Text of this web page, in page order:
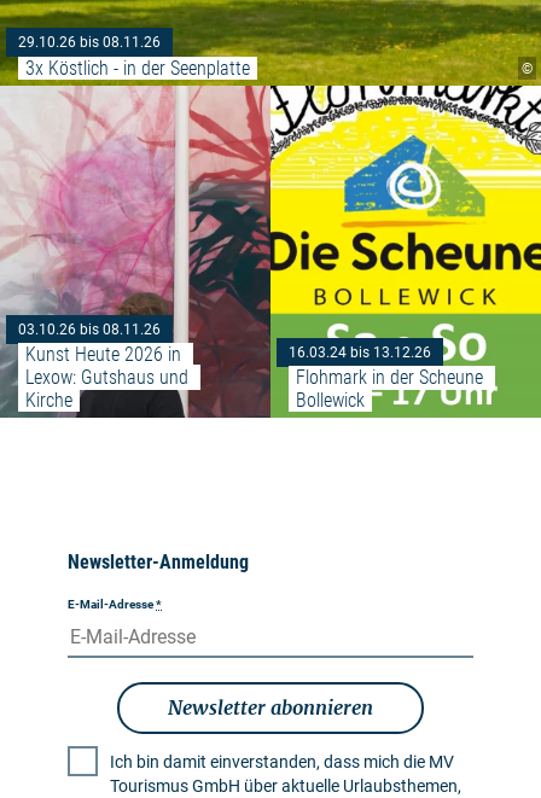
©
29.10.26 bis 08.11.26
3x Köstlich - in der Seenplatte
03.10.26 bis 08.11.26
Kunst Heute 2026 in
Lexow: Gutshaus und
Kirche
Weiterlesen: "Kunst Heute
16.03.24 bis 13.12.26
Flohmark in der Scheune
Bollewick
Newsletter-Anmeldung
E-Mail-Adresse*
Newsletter abonnieren
Ich bin damit einverstanden, dass mich die MV
Tourismus GmbH über aktuelle Urlaubsthemen,